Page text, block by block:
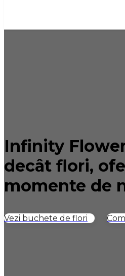
Infinity
decât flori,
momente de
Vezi buchete de flori